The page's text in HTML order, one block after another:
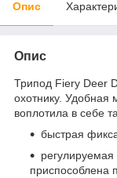
Опис
Опис
Трипод Fiery Deer
охотнику. Удобная
воплотила в себе
быстрая
приспособлена